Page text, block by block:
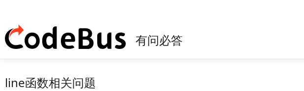
有问必答
line函数相关问题